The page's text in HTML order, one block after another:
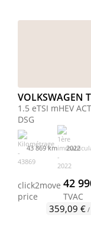
VOLKSWAGEN
1.5 eTSI mHEV
DSG
43 869 km 2022
click2move
price
42
TVAC
359,09 €/